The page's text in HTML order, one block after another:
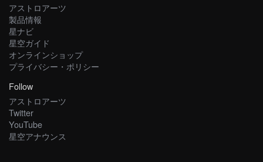
アストロアーツ
製品情報
星ナビ
星空ガイド
オンラインショップ
プライバシー・ポリシー
Follow
アストロアーツ
Twitter
YouTube
星空アナウンス